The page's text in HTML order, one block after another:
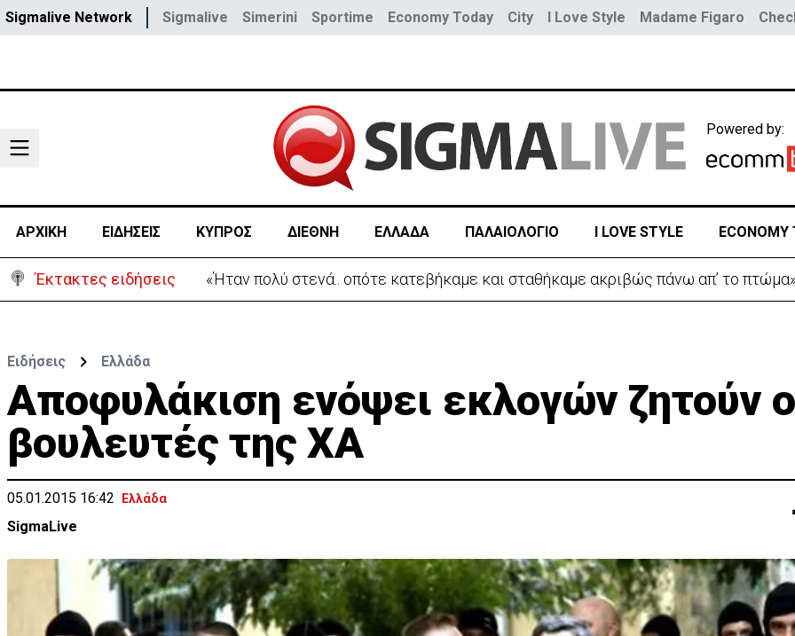
Sigmalive Network Sigmalive Simerini Sportime Economy Today City I Love Style Madame Figaro
Powered by:
ΑΡΧΙΚΗ ΕΙΔΗΣΕΙΣ ΚΥΠΡΟΣ ΔΙΕΘΝΗ ΕΛΛΑΔΑ ΠΑΛΑΙΟΛΟΓΙΟ I LOVE STYLE ECONOMY
Έκτακτες ειδήσεις «Ήταν πολύ στενά.. οπότε κατεβήκαμε και σταθήκαμε ακριβώς πάνω απ’ το
Ειδήσεις Ελλάδα
Αποφυλάκιση ενόψει εκλογών ζητούν
βουλευτές της ΧΑ
05.01.2015 16:42 Ελλάδα
SigmaLive